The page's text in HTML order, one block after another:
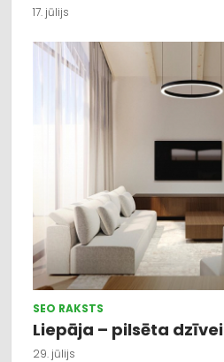
17. jūlijs
SEO RAKSTS
Liepāja – pilsēta dzīvei
29. jūlijs